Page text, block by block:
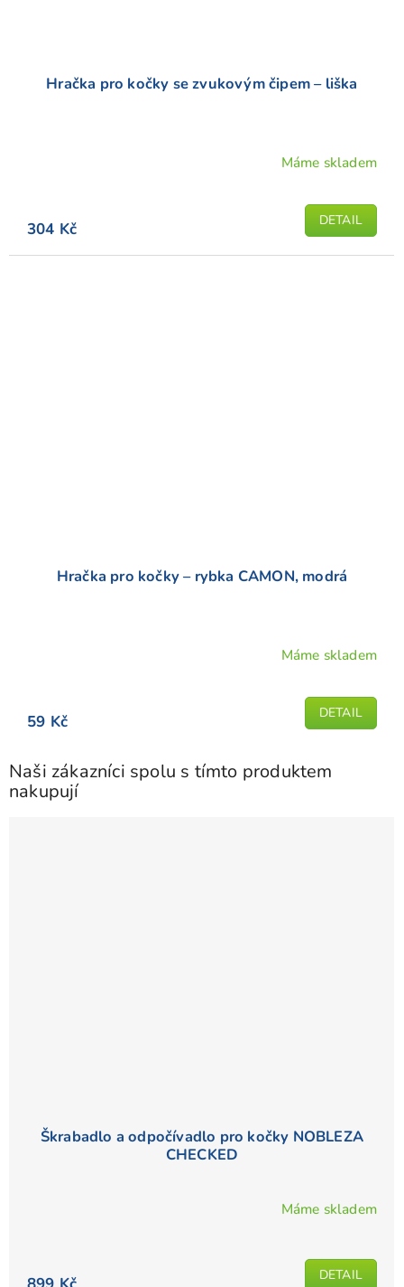
Hračka pro kočky se zvukovým čipem – liška
je
Máme skladem
304 Kč DETAIL
Hračka pro kočky – rybka CAMON, modrá
Máme skladem
59 Kč DETAIL
Naši zákazníci spolu s tímto produktem
nakupují
Škrabadlo a odpočívadlo pro kočky NOBLEZA
CHECKED
Máme skladem
DETAIL